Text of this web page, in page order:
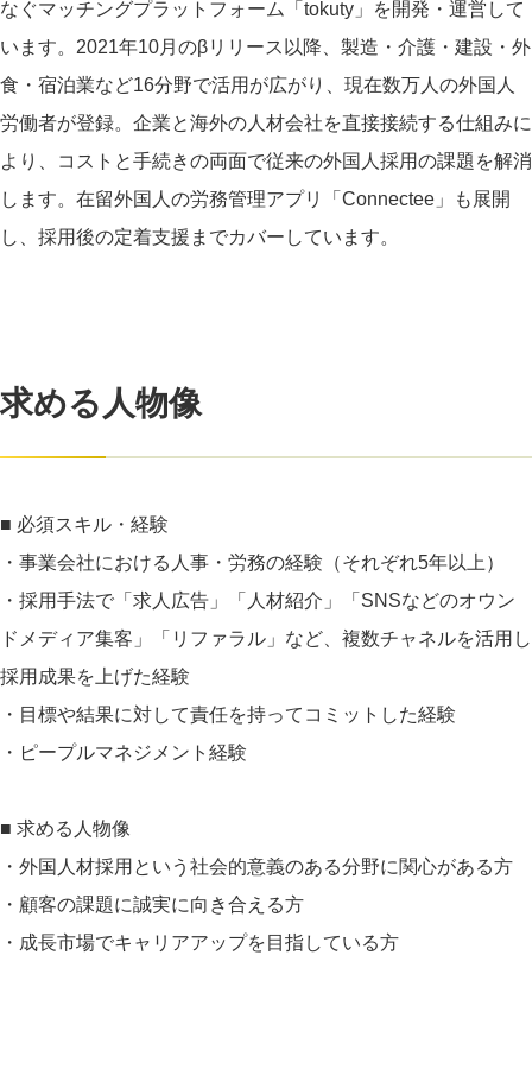
なぐマッチングプラットフォーム「tokuty」を開発・運営して
います。2021年10月のβリリース以降、製造・介護・建設・外
食・宿泊業など16分野で活用が広がり、現在数万人の外国人
労働者が登録。企業と海外の人材会社を直接接続する仕組みに
より、コストと手続きの両面で従来の外国人採用の課題を解消
します。在留外国人の労務管理アプリ「Connectee」も展開
し、採用後の定着支援までカバーしています。
求める人物像
■ 必須スキル・経験
・事業会社における人事・労務の経験（それぞれ5年以上）
・採用手法で「求人広告」「人材紹介」「SNSなどのオウン
ドメディア集客」「リファラル」など、複数チャネルを活用し
採用成果を上げた経験
・目標や結果に対して責任を持ってコミットした経験
・ピープルマネジメント経験
■ 求める人物像
・外国人材採用という社会的意義のある分野に関心がある方
・顧客の課題に誠実に向き合える方
・成長市場でキャリアアップを目指している方